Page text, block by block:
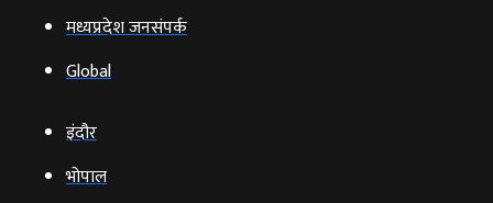
मध्यप्रदेश जनसंपर्क
Global
इंदौर
भोपाल